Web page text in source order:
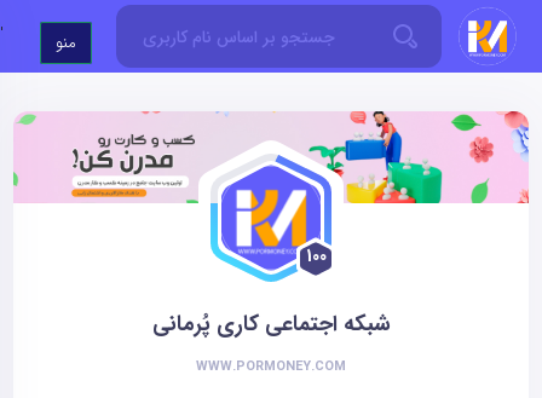
' منو
100
شبکه اجتماعی کاری پُرمانی
WWW.PORMONEY.COM